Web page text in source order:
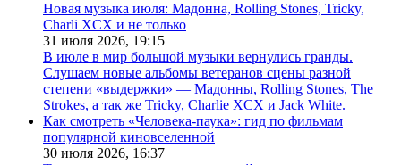
Новая музыка июля: Мадонна, Rolling Stones, Tricky,
Charli XCX и не только
31 июля 2026, 19:15
В июле в мир большой музыки вернулись гранды.
Слушаем новые альбомы ветеранов сцены разной
степени «выдержки» — Мадонны, Rolling Stones, The
Strokes, а так же Tricky, Charlie XCX и Jack White.
Как смотреть «Человека-паука»: гид по фильмам
популярной киновселенной
30 июля 2026, 16:37